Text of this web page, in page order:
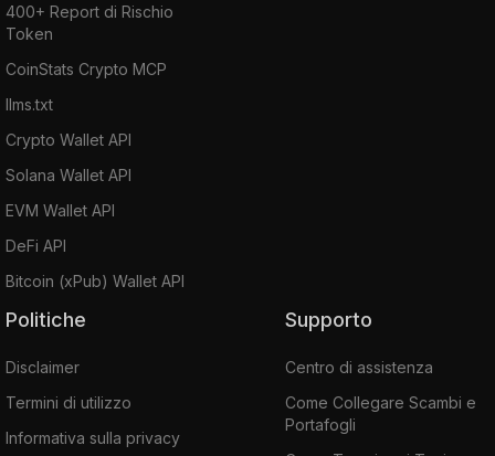
400+ Report di Rischio
Token
CoinStats Crypto MCP
llms.txt
Crypto Wallet API
Solana Wallet API
EVM Wallet API
DeFi API
Bitcoin (xPub) Wallet API
Politiche
Disclaimer
Termini di utilizzo
Informativa sulla privacy
Supporto
Centro di assistenza
Come Collegare Scambi e
Portafogli